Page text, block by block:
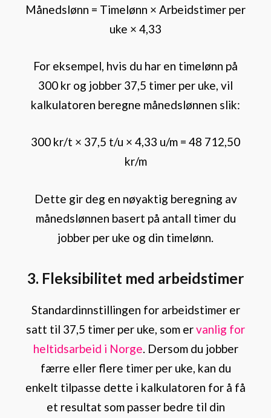
Månedslønn = Timelønn × Arbeidstimer per
uke × 4,33
For eksempel, hvis du har en timelønn på
300 kr og jobber 37,5 timer per uke, vil
kalkulatoren beregne månedslønnen slik:
300 kr/t × 37,5 t/u × 4,33 u/m = 48 712,50
kr/m
Dette gir deg en nøyaktig beregning av
månedslønnen basert på antall timer du
jobber per uke og din timelønn.
3. Fleksibilitet med arbeidstimer
Standardinnstillingen for arbeidstimer er
satt til 37,5 timer per uke, som ervanlig for
heltidsarbeid i Norge. Dersom du jobber
færre eller flere timer per uke, kan du
enkelt tilpasse dette i kalkulatoren for å få
et resultat som passer bedre til din